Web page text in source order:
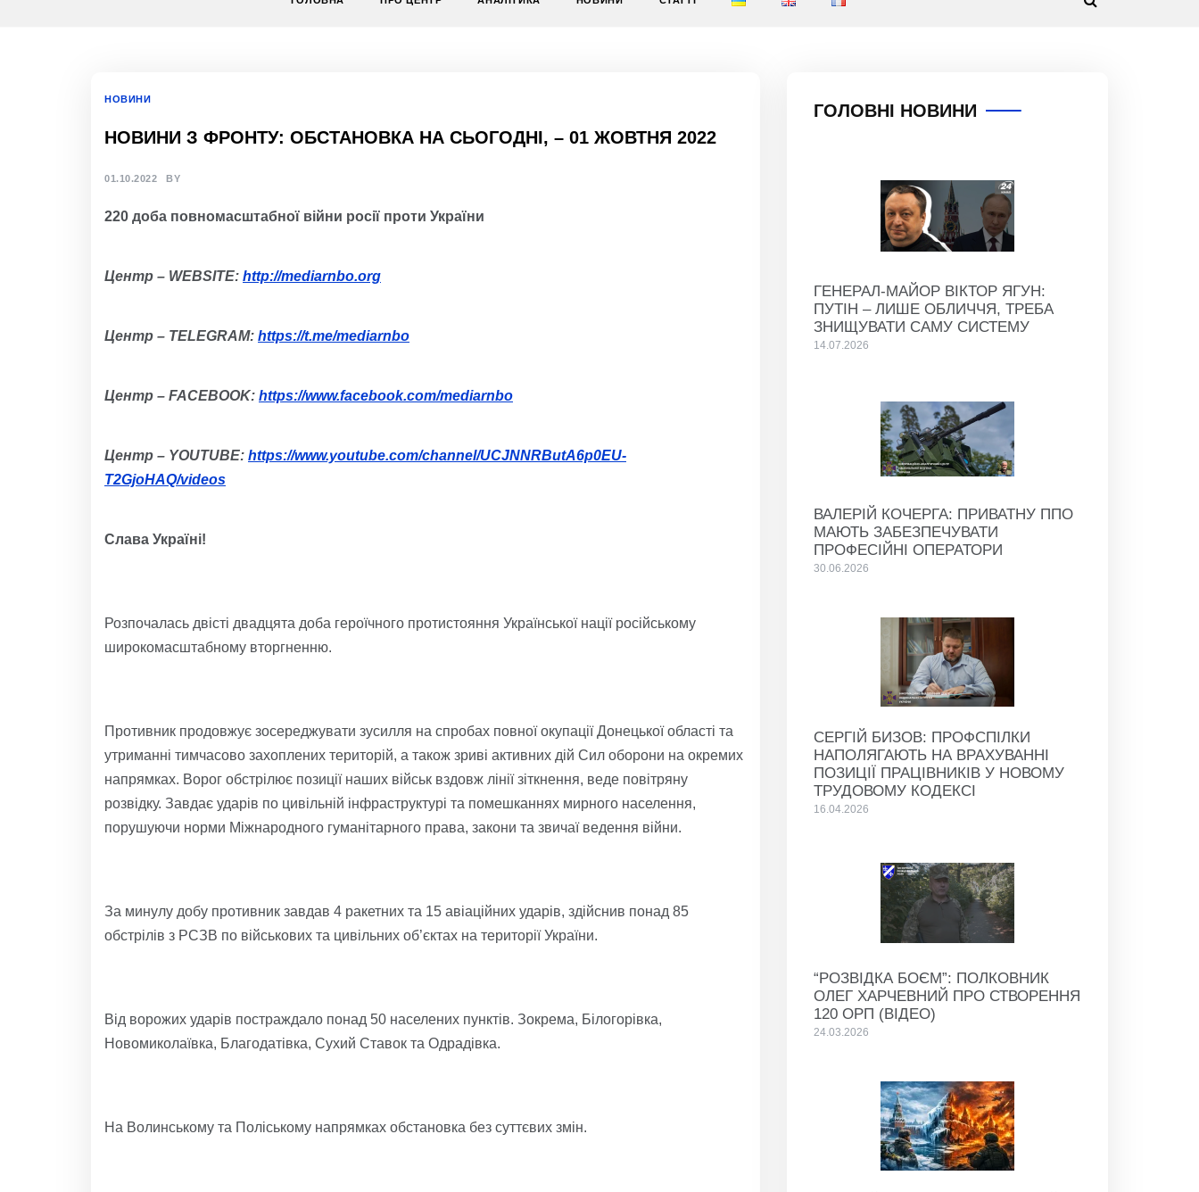
НОВИНИ
НОВИНИ З ФРОНТУ: ОБСТАНОВКА НА СЬОГОДНІ, – 01 ЖОВТНЯ 2022
01.10.2022 BY
220 доба повномасштабної війни росії проти України
Центр – WEBSITE: http://mediarnbo.org
Центр – TELEGRAM: https://t.me/mediarnbo
Центр – FACEBOOK: https://www.facebook.com/mediarnbo
Центр – YOUTUBE: https://www.youtube.com/channel/UCJNNRButA6p0EU-
T2GjoHAQ/videos
Слава Україні!
Розпочалась двісті двадцята доба героїчного протистояння Української нації російському
широкомасштабному вторгненню.
Противник продовжує зосереджувати зусилля на спробах повної окупації Донецької області та
утриманні тимчасово захоплених територій, а також зриві активних дій Сил оборони на окремих
напрямках. Ворог обстрілює позиції наших військ вздовж лінії зіткнення, веде повітряну
розвідку. Завдає ударів по цивільній інфраструктурі та помешканнях мирного населення,
порушуючи норми Міжнародного гуманітарного права, закони та звичаї ведення війни.
За минулу добу противник завдав 4 ракетних та 15 авіаційних ударів, здійснив понад 85
обстрілів з РСЗВ по військових та цивільних об’єктах на території України.
Від ворожих ударів постраждало понад 50 населених пунктів. Зокрема, Білогорівка,
Новомиколаївка, Благодатівка, Сухий Ставок та Одрадівка.
На Волинському та Поліському напрямках обстановка без суттєвих змін.
ГОЛОВНІ НОВИНИ
ГЕНЕРАЛ-МАЙОР ВІКТОР ЯГУН:
ПУТІН – ЛИШЕ ОБЛИЧЧЯ, ТРЕБА
ЗНИЩУВАТИ САМУ СИСТЕМУ
14.07.2026
ВАЛЕРІЙ КОЧЕРГА: ПРИВАТНУ ППО
МАЮТЬ ЗАБЕЗПЕЧУВАТИ
ПРОФЕСІЙНІ ОПЕРАТОРИ
30.06.2026
СЕРГІЙ БИЗОВ: ПРОФСПІЛКИ
НАПОЛЯГАЮТЬ НА ВРАХУВАННІ
ПОЗИЦІЇ ПРАЦІВНИКІВ У НОВОМУ
ТРУДОВОМУ КОДЕКСІ
16.04.2026
“РОЗВІДКА БОЄМ”: ПОЛКОВНИК
ОЛЕГ ХАРЧЕВНИЙ ПРО СТВОРЕННЯ
120 ОРП (ВІДЕО)
24.03.2026